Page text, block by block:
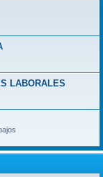
LABORALES